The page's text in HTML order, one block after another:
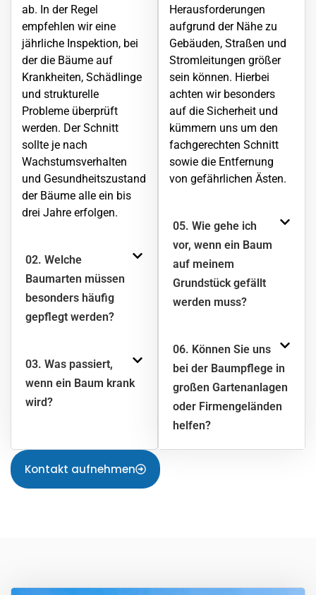
ab. In der Regel
empfehlen wir eine
jährliche Inspektion, bei
der die Bäume auf
Krankheiten, Schädlinge
und strukturelle
Probleme überprüft
werden. Der Schnitt
sollte je nach
Wachstumsverhalten
und Gesundheitszustand
der Bäume alle ein bis
drei Jahre erfolgen.
02. Welche
Baumarten müssen
besonders häufig
gepflegt werden?
03. Was passiert,
wenn ein Baum krank
wird?
Herausforderungen
aufgrund der Nähe zu
Gebäuden, Straßen und
Stromleitungen größer
sein können. Hierbei
achten wir besonders
auf die Sicherheit und
kümmern uns um den
fachgerechten Schnitt
sowie die Entfernung
von gefährlichen Ästen.
05. Wie gehe ich
vor, wenn ein Baum
auf meinem
Grundstück gefällt
werden muss?
06. Können Sie uns
bei der Baumpflege in
großen Gartenanlagen
oder Firmengeländen
helfen?
Kontakt aufnehmen